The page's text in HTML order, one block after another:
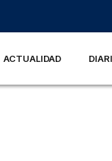
ACTUALIDAD